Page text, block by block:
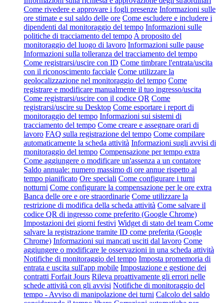
Come rivedere e approvare i fogli presenze Informazioni sulle
ore stimate e sul saldo delle ore Come escludere e includere i
dipendenti dal monitoraggio del tempo Informazioni sulle
politiche di tracciamento del tempo A proposito del
monitoraggio del luogo di lavoro Informazioni sulle pause
Informazioni sulla tolleranza del tracciamento del tempo
Come registrarsi/uscire con ID Come timbrare l'entrata/uscita
con il riconoscimento facciale Come utilizzare la
geolocalizzazione nel monitoraggio del tempo Come
registrare e modificare manualmente il tuo ingresso/uscita
Come registrarsi/uscire con il codice QR Come
registrarsi/uscire su Desktop Come esportare i report di
monitoraggio del tempo Informazioni sui sistemi di
tracciamento del tempo Come creare e assegnare orari di
lavoro FAQ sulla registrazione del tempo Come compilare
automaticamente la scheda attività Informazioni sugli avvisi di
monitoraggio del tempo Compensazione per tempo extra
Come aggiungere o modificare un'assenza a un contatore
Saldo annuale: numero massimo di ore annue rispetto al
tempo pianificato Ore speciali Come configurare i turni
notturni Come configurare la compensazione per le ore extra
Banca delle ore e ore straordinarie Come utilizzare la
restrizione di modifica della scheda attività Come salvare il
codice QR di ingresso come preferito (Google Chrome)
Impostazioni dei giorni festivi Widget di stato del team Come
salvare la registrazione tramite ID come preferita (Google
Chrome) Informazioni sui mancati usciti dal lavoro Come
aggiungere o modificare le osservazioni in una scheda attività
Notifiche di monitoraggio del tempo Imposta promemoria di
entrata e uscita sull'app mobile Impostazione e gestione dei
contratti Forfait Jours Rileva proattivamente gli errori nelle
schede attività con gli avvisi Notifiche di monitoraggio del
tempo - Avviso di manipolazione dei turni Calcolo del saldo